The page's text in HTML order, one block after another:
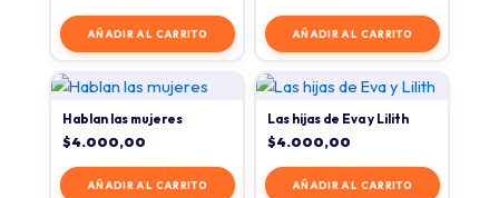
AÑADIR AL CARRITO AÑADIR AL CARRITO
Hablan las mujeres
$4.000,00
AÑADIR AL CARRITO
Las hijas de Eva y Lilith
$4.000,00
AÑADIR AL CARRITO